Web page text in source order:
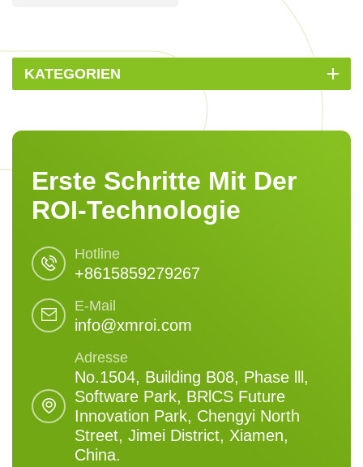
KATEGORIEN
Erste Schritte Mit Der
ROI-Technologie
Hotline
+8615859279267
E-Mail
info@xmroi.com
Adresse
No.1504, Building B08, Phase lll,
Software Park, BRlCS Future
Innovation Park, Chengyi North
Street, Jimei District, Xiamen,
China.